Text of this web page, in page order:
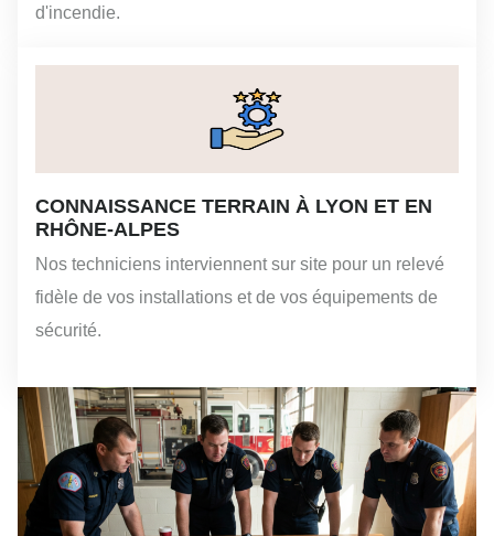
d'incendie.
CONNAISSANCE TERRAIN À LYON ET EN
RHÔNE-ALPES
Nos techniciens interviennent sur site pour un relevé
fidèle de vos installations et de vos équipements de
sécurité.